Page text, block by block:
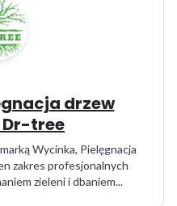
drzew
Dr-tree
Wycinka, Pielęgnacja
zakres profesjonalnych
zieleni i dbaniem...